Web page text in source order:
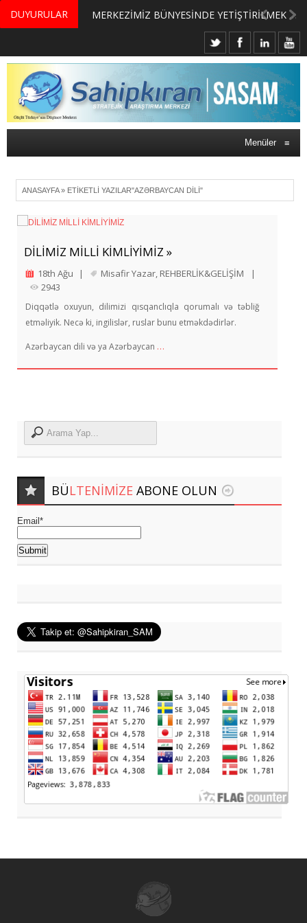
DUYURULAR MERKEZİMİZ BÜNYESİNDE YETİŞTİRİLMEK ÜZERE GÖNÜLLÜ ÜLKE MASASI UZMANI VE UZMAN ADAYLARI ARIYORUZ
Menüler ≡
ANASAYFA» ETIKETLI YAZILAR"AZƏRBAYCAN DILI"
DİLİMİZ MİLLİ KİMLİYİMİZ »
18th Ağu | Misafir Yazar REHBERLİK&GELİŞİM
|
2943
Diqqətlə oxuyun, dilimizi qısqanclıqla qorumalı və təbliğ
etməliyik. Necə ki, ingilislər, ruslar bunu etməkdədirlər.
Azərbaycan dili və ya Azərbaycan …
BÜLTENIMIZE ABONE OLUN
Email*